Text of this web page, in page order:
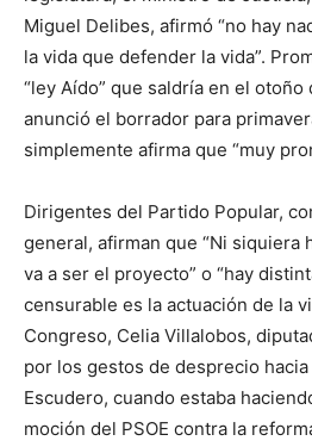
Miguel Delibes, afirmó “no hay
la vida que defender la vida”.
“ley Aído” que saldría en el otoño
anunció el borrador para
simplemente afirma que “muy
Dirigentes del Partido Popular,
general, afirman que “Ni siquiera
va a ser el proyecto” o “hay
censurable es la actuación de la
Congreso, Celia Villalobos,
por los gestos de desprecio
Escudero, cuando estaba
moción del PSOE contra la